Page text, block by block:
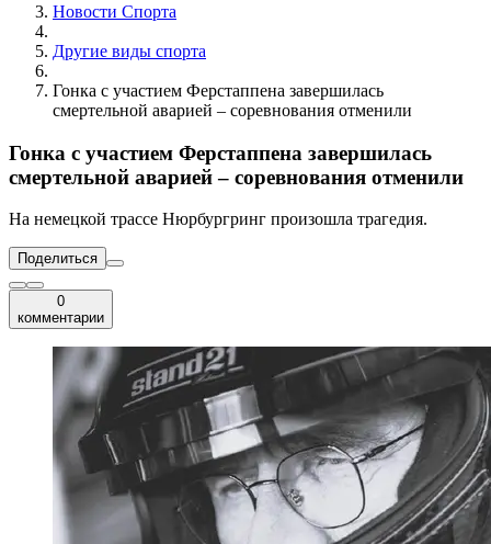
Новости Cпорта
Другие виды спорта
Гонка с участием Ферстаппена завершилась
смертельной аварией – соревнования отменили
Гонка с участием Ферстаппена завершилась
смертельной аварией – соревнования отменили
На немецкой трассе Нюрбургринг произошла трагедия.
Поделиться
0
комментарии